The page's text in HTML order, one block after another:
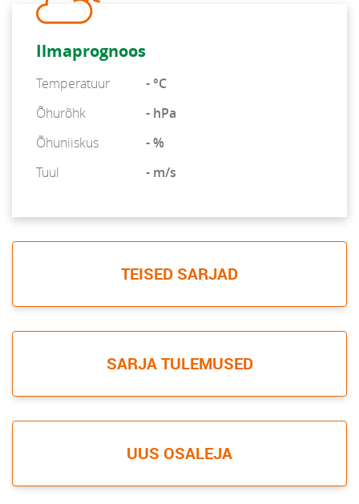
Ilmaprognoos
Temperatuur
- °C
Õhurõhk
- hPa
Õhuniiskus
- %
Tuul
- m/s
TEISED SARJAD
SARJA TULEMUSED
UUS OSALEJA